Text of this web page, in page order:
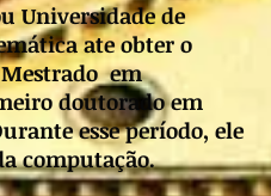
Universidade de
ate obter o
em
doutorado em
esse período, ele
computação.